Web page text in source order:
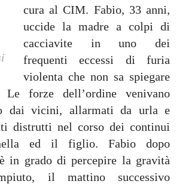
cura al CIM. Fabio, 33 anni,
uccide la madre a colpi di
cacciavite in uno dei
frequenti eccessi di furia
violenta che non sa spiegare
forze dell’ordine venivano
dai vicini, allarmati da urla e
distrutti nel corso dei continui
ed il figlio. Fabio dopo
in grado di percepire la gravità
il mattino successivo